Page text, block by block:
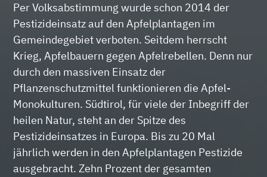
Per Volksabstimmung wurde schon 2014 der
Pestizideinsatz auf den Apfelplantagen im
Gemeindegebiet verboten. Seitdem herrscht
Krieg, Apfelbauern gegen Apfelrebellen. Denn nur
durch den massiven Einsatz der
Pflanzenschutzmittel funktionieren die Apfel-
Monokulturen. Südtirol, für viele der Inbegriff der
heilen Natur, steht an der Spitze des
Pestizideinsatzes in Europa. Bis zu 20 Mal
jährlich werden in den Apfelplantagen Pestizide
ausgebracht. Zehn Prozent der gesamten